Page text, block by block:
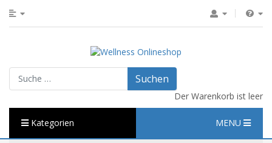
Suchen Suchen
Der Warenkorb ist leer
Kategorien MENU